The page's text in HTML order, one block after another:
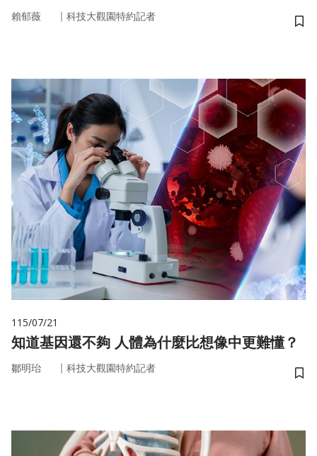
賴郁薇 ｜ 科技大觀園特約記者
儲
115/07/21
知道基因還不夠 人體為什麼比想像中更難懂？
鄒明珆 ｜ 科技大觀園特約記者
儲